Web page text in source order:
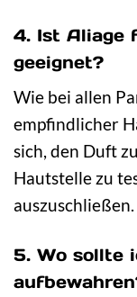
4. Ist Aliage
geeignet?
Wie bei allen
empfindlicher
sich, den Duft
Hautstelle zu
auszuschließen.
5. Wo sollte